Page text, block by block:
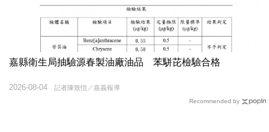
嘉縣衛生局抽驗源春製油廠油品 苯駢芘檢驗合格
記者陳致愷／嘉義報導
2026-08-04
Recommended by